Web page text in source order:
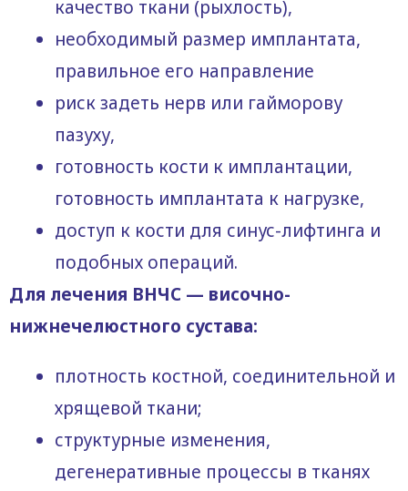
качество ткани (рыхлость),
необходимый размер имплантата,
правильное его направление
риск задеть нерв или гайморову
пазуху,
готовность кости к имплантации,
готовность имплантата к нагрузке,
доступ к кости для синус-лифтинга и
подобных операций.
Для лечения ВНЧС — височно-
нижнечелюстного сустава:
плотность костной, соединительной и
хрящевой ткани;
структурные изменения,
дегенеративные процессы в тканях